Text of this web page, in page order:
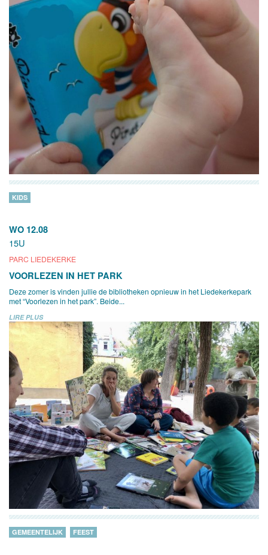
WO 12.08
15U
PARC LIEDEKERKE
KIDS
VOORLEZEN IN HET PARK
Deze zomer is vinden jullie de bibliotheken opnieuw in het Liedekerkepark
met “Voorlezen in het park”. Beide...
LIRE PLUS
GEMEENTELIJK FEEST